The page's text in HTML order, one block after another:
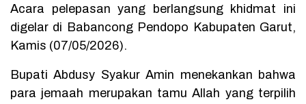
Acara pelepasan yang berlangsung khidmat ini
digelar di Babancong Pendopo Kabupaten Garut,
Kamis (07/05/2026).
Bupati Abdusy Syakur Amin menekankan bahwa
para jemaah merupakan tamu Allah yang terpilih